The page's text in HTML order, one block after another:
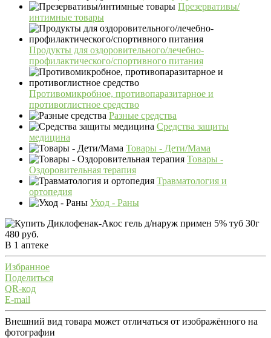
Презервативы/
интимные товары
Продукты для оздоровительного/лечебно-
профилактического/спортивного питания
Противомикробное, противопаразитарное и
противоглистное средство
Разные средства
Средства защиты
медицина
Товары - Дети/Мама
Товары -
Оздоровительная терапия
Травматология и
ортопедия
Уход - Раны
480 руб.
В 1 аптеке
Избранное
Поделиться
QR-код
E-mail
Внешний вид товара может отличаться от изображённого на
фотографии